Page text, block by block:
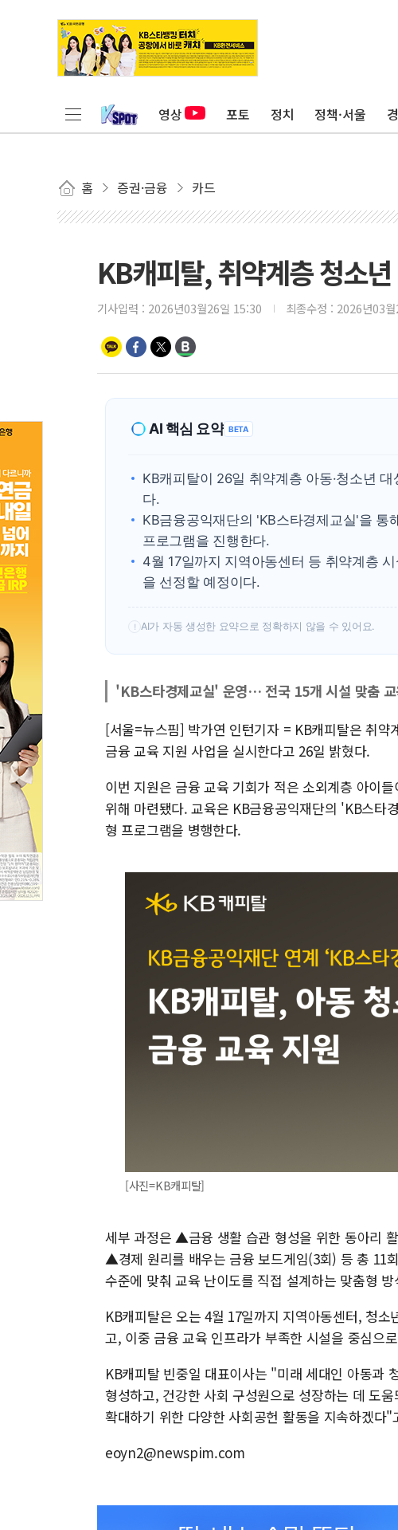
영상 포토 정치 정책·서울
홈 증권·금융 카드
KB캐피탈, 취약계층 청소
기사입력 : 2026년03월26일 15:30 최종수정 : 2026년03
AI 핵심 요약 BETA
KB캐피탈이 26일 취약계층 아동·청소년
다.
KB금융공익재단의 'KB스타경제교실'을 통
프로그램을 진행한다.
4월 17일까지 지역아동센터 등 취약계층
을 선정할 예정이다.
! AI가 자동 생성한 요약으로 정확하지 않을 수 있어요.
'KB스타경제교실' 운영… 전국 15개 시설 맞춤
[서울=뉴스핌] 박가연 인턴기자 = KB캐피탈은 취
금융 교육 지원 사업을 실시한다고 26일 밝혔다.
이번 지원은 금융 교육 기회가 적은 소외계층 아이
위해 마련됐다. 교육은 KB금융공익재단의 'KB스타
형 프로그램을 병행한다.
[사진=KB캐피탈]
세부 과정은 ▲금융 생활 습관 형성을 위한 동아리
▲경제 원리를 배우는 금융 보드게임(3회) 등 총 11
수준에 맞춰 교육 난이도를 직접 설계하는 맞춤형
KB캐피탈은 오는 4월 17일까지 지역아동센터, 청
고, 이중 금융 교육 인프라가 부족한 시설을 중심으
KB캐피탈 빈중일 대표이사는 "미래 세대인 아동과
형성하고, 건강한 사회 구성원으로 성장하는 데 도
확대하기 위한 다양한 사회공헌 활동을 지속하겠다"
eoyn2@newspim.com